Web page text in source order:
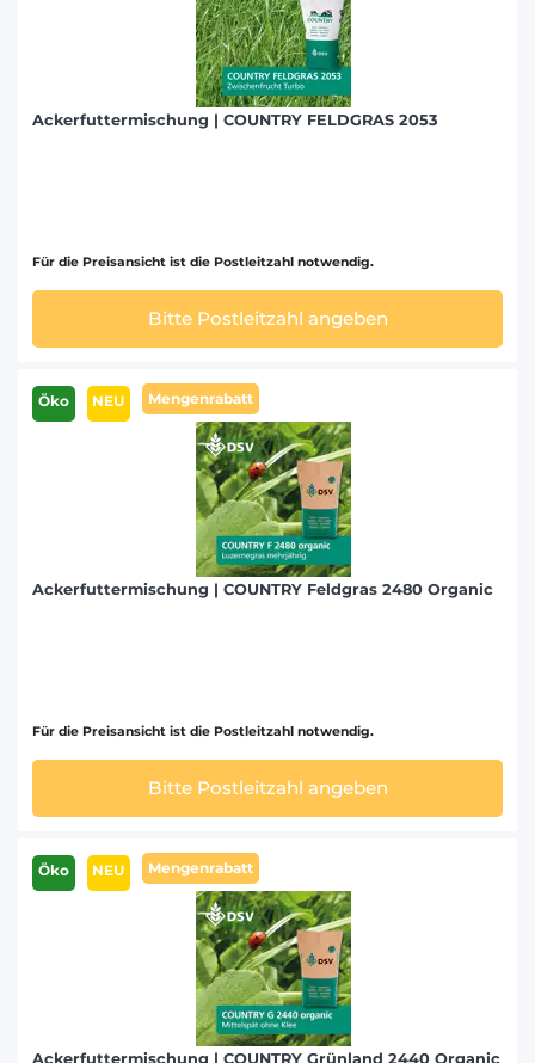
Ackerfuttermischung | COUNTRY FELDGRAS 2053
Für die Preisansicht ist die Postleitzahl notwendig.
Bitte Postleitzahl angeben
Öko NEU Mengenrabatt
Ackerfuttermischung | COUNTRY Feldgras 2480 Organic
Für die Preisansicht ist die Postleitzahl notwendig.
Bitte Postleitzahl angeben
Öko NEU Mengenrabatt
Ackerfuttermischung | COUNTRY Grünland 2440 Organic